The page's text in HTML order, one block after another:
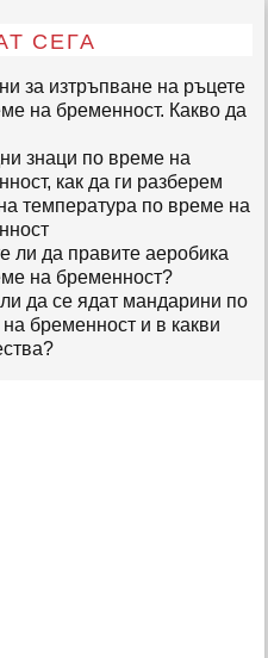
СЕГА
за изтръпване на ръцете
на бременност. Какво да
знаци по време на
как да ги разберем
температура по време на
ли да правите аеробика
на бременност?
да се ядат мандарини по
бременност и в какви